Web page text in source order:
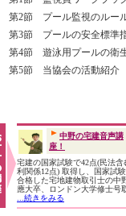
第2節 プール監視のルー
第3節 プールの安全標準
第4節 遊泳用プールの衛
第5節 当協会の活動紹介
中野の宅建音声講
座！
宅建の国家試験で42点(民法含
利関係12点) 取得し、国家試
合格した宅地建物取引士の中
應大卒、ロンドン大学修士号
...続きをみる